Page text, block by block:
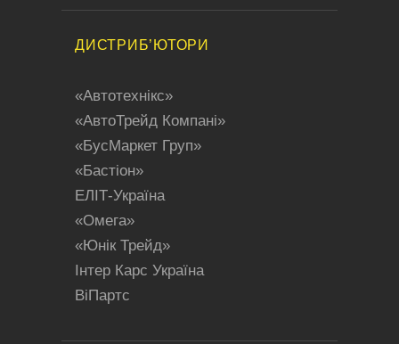
ДИСТРИБ’ЮТОРИ
«Aвтотехнікс»
«АвтоТрейд Компані»
«БусMaркет Груп»
«Бастіон»
ЕЛІТ-Україна
«Oмега»
«Юнік Трейд»
Iнтер Карс Україна
BiПартс